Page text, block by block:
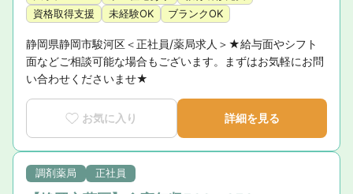
資格取得支援
未経験OK ブランクOK
静岡県静岡市駿河区＜正社員/薬局求人＞★給与面やシフト
面などご相談可能な場合もございます。まずはお気軽にお問
い合わせくださいませ★
お気に入り 詳細を見る
調剤薬局 正社員